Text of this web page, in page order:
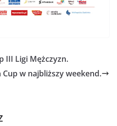
III Ligi Mężczyzn.
Cup w najbliższy weekend.